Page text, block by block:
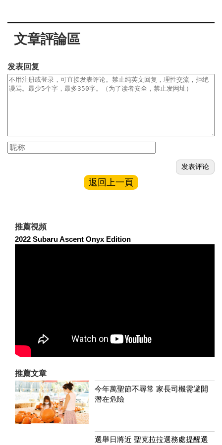
文章評論區
发表回复
返回上一頁
推薦視頻
2022 Subaru Ascent Onyx Edition
推薦文章
今年萬聖節不尋常 家長司機需避開
潛在危險
選舉日將近 聖克拉拉選務處提醒選